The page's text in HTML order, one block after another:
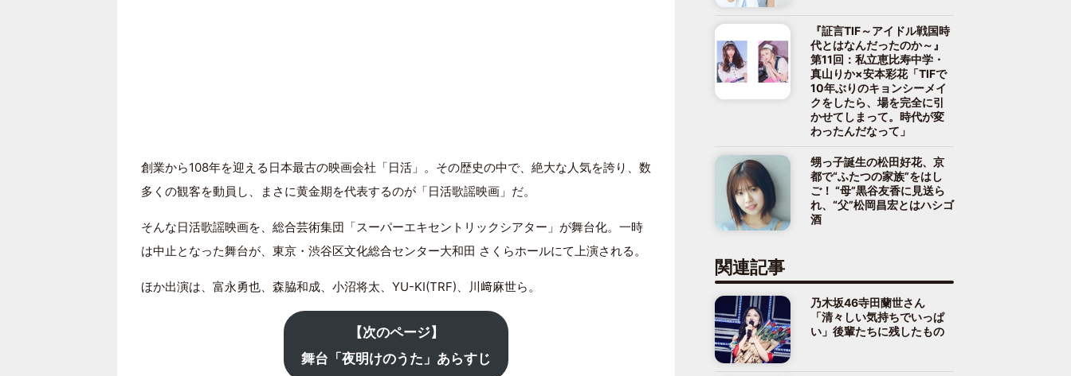
創業から108年を迎える日本最古の映画会社「日活」。その歴史の中で、絶大な人気を誇り、数
多くの観客を動員し、まさに黄金期を代表するのが「日活歌謡映画」だ。
そんな日活歌謡映画を、総合芸術集団「スーパーエキセントリックシアター」が舞台化。一時
は中止となった舞台が、東京・渋谷区文化総合センター大和田 さくらホールにて上演される。
ほか出演は、富永勇也、森脇和成、小沼将太、YU-KI(TRF)、川﨑麻世ら。
【次のページ】
舞台「夜明けのうた」あらすじ
『証言TIF～アイドル戦国時
代とはなんだったのか～』
第11回：私立恵比寿中学・
真山りか×安本彩花「TIFで
10年ぶりのキョンシーメイ
クをしたら、場を完全に引
かせてしまって。時代が変
わったんだなって」
甥っ子誕生の松田好花、京
都で“ふたつの家族”をはし
ご！ “母”黒谷友香に見送ら
れ、“父”松岡昌宏とはハシゴ
酒
関連記事
乃木坂46寺田蘭世さん
「清々しい気持ちでいっぱ
い」後輩たちに残したもの